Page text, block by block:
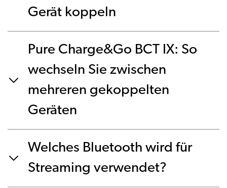
Gerät koppeln
Pure Charge&Go BCT IX: So
wechseln Sie zwischen
mehreren gekoppelten
Geräten
Welches Bluetooth wird für
Streaming verwendet?